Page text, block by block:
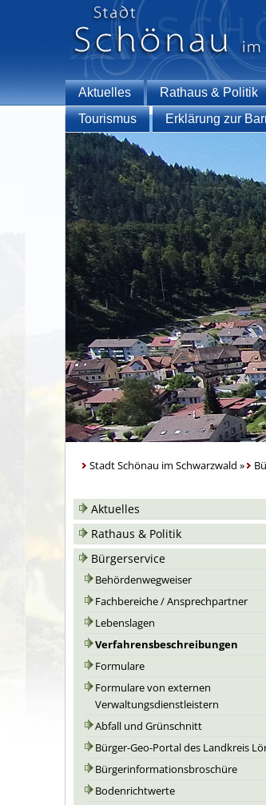
Aktuelles Rathaus & Politik
Tourismus
Erklärung zur
Stadt Schönau im Schwarzwald »
Aktuelles
Rathaus & Politik
Bürgerservice
Behördenwegweiser
Fachbereiche / Ansprechpartner
Lebenslagen
Verfahrensbeschreibungen
Formulare
Formulare von externen
Verwaltungsdienstleistern
Abfall und Grünschnitt
Bürger-Geo-Portal des Landkreis
Bürgerinformationsbroschüre
Bodenrichtwerte